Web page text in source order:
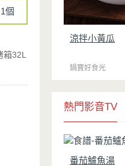
1個
32L
涼拌小黃瓜
鍋寶好食光
熱門影音TV
番茄鱸魚湯